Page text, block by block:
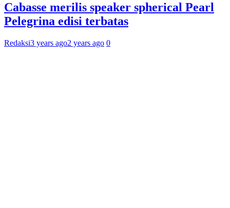
Cabasse merilis speaker spherical Pearl
Pelegrina edisi terbatas
Redaksi3 years ago2 years ago 0